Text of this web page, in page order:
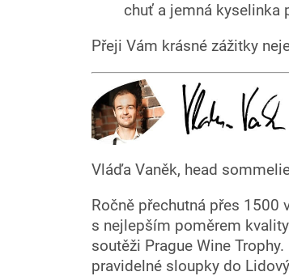
chuť a jemná kyselinka
Přeji Vám krásné zážitky
Vláďa Vaněk, head
Ročně přechutná přes 1500
s nejlepším poměrem
soutěži Prague Wine
pravidelné sloupky do